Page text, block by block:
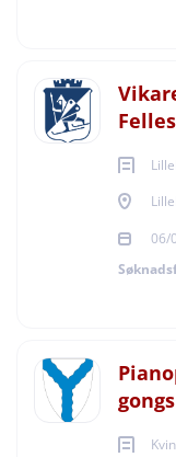
06/